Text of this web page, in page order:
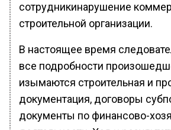
сотрудникинарушение
строительной организации.
В настоящее время
все подробности
изымаются строительная и
документация, договоры
документы по финансово-